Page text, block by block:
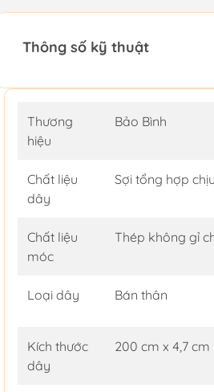
Thông số kỹ thuật
Thương
hiệu
Bảo Bình
Chất liệu
dây
Sợi tổng hợp
Chất liệu
móc
Thép không gỉ
Loại dây Bán thân
Kích thước
dây
200 cm x 4,7 cm